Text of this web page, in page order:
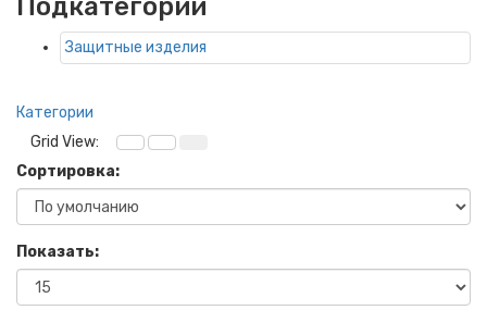
Подкатегории
Защитные изделия
Категории
Grid View:
Сортировка:
Показать: